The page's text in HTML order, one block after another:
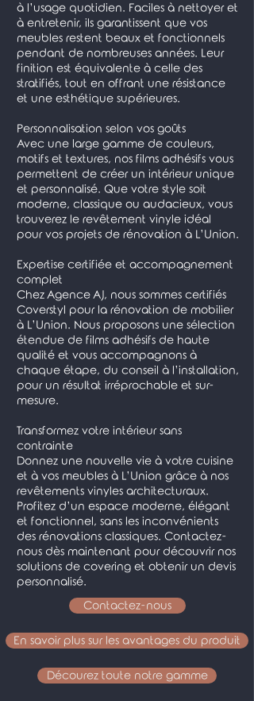
à l’usage quotidien. Faciles à nettoyer et
à entretenir, ils garantissent que vos
meubles restent beaux et fonctionnels
pendant de nombreuses années. Leur
finition est équivalente à celle des
stratifiés, tout en offrant une résistance
et une esthétique supérieures.
Personnalisation selon vos goûts
Avec une large gamme de couleurs,
motifs et textures, nos films adhésifs vous
permettent de créer un intérieur unique
et personnalisé. Que votre style soit
moderne, classique ou audacieux, vous
trouverez le revêtement vinyle idéal
pour vos projets de rénovation à L’Union.
Expertise certifiée et accompagnement
complet
Chez Agence AJ, nous sommes certifiés
Coverstyl pour la rénovation de mobilier
à L’Union. Nous proposons une sélection
étendue de films adhésifs de haute
qualité et vous accompagnons à
chaque étape, du conseil à l’installation,
pour un résultat irréprochable et sur-
mesure.
Transformez votre intérieur sans
contrainte
Donnez une nouvelle vie à votre cuisine
et à vos meubles à L’Union grâce à nos
revêtements vinyles architecturaux.
Profitez d’un espace moderne, élégant
et fonctionnel, sans les inconvénients
des rénovations classiques. Contactez-
nous dès maintenant pour découvrir nos
solutions de covering et obtenir un devis
personnalisé.
Contactez-nous
En savoir plus sur les avantages du produit
Décourez toute notre gamme